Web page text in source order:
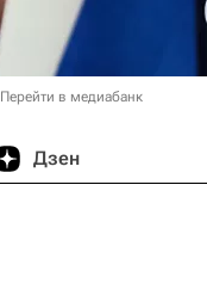
Перейти в медиабанк
Дзен